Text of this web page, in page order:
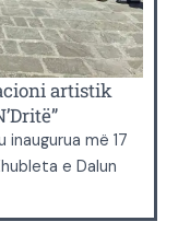
artistik
inaugurua më 17
e Dalun